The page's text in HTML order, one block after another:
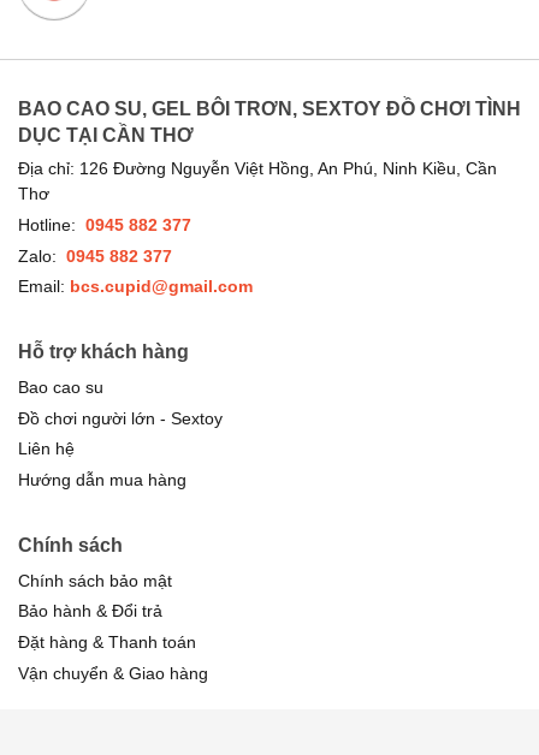
BAO CAO SU, GEL BÔI TRƠN, SEXTOY ĐỒ CHƠI TÌNH
DỤC TẠI CẦN THƠ
Địa chỉ: 126 Đường Nguyễn Việt Hồng, An Phú, Ninh Kiều, Cần
Thơ
Hotline: 0945 882 377
Zalo: 0945 882 377
Email: bcs.cupid@gmail.com
Hỗ trợ khách hàng
Bao cao su
Đồ chơi người lớn - Sextoy
Liên hệ
Hướng dẫn mua hàng
Chính sách
Chính sách bảo mật
Bảo hành & Đổi trả
Đặt hàng & Thanh toán
Vận chuyển & Giao hàng